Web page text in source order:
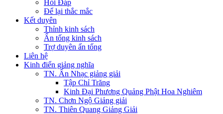
Hỏi Đáp
Để lại thắc mắc
Kết duyên
Thỉnh kinh sách
Ấn tống kinh sách
Trợ duyên ấn tống
Liên hệ
Kinh điển giảng nghĩa
TN. Ấn Nhạc giảng giải
Tập Chỉ Trăng
Kinh Đại Phương Quảng Phật Hoa Nghiêm
TN. Chơn Ngộ Giảng giải
TN. Thiên Quang Giảng Giải